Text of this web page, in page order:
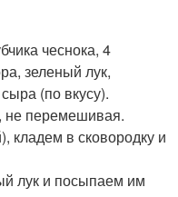
чеснока, 4
зеленый лук,
(по вкусу).
не перемешивая.
кладем в сковородку и
лук и посыпаем им